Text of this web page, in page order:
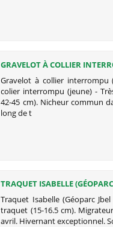
GRAVELOT À COLLIER
Gravelot à collier interrompu
colier interrompu (jeune) -
42-45 cm). Nicheur commun
long de t
TRAQUET ISABELLE
Traquet Isabelle (Géoparc
traquet (15-16.5 cm).
avril. Hivernant exceptionnel.